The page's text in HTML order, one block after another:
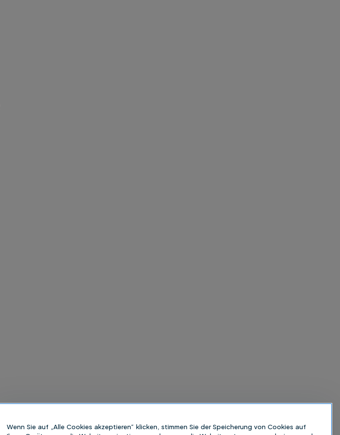
Wenn Sie auf „Alle Cookies akzeptieren“ klicken, stimmen Sie der Speicherung von Cookies auf